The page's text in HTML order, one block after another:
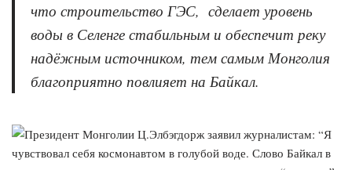
что строительство ГЭС, сделает уровень
воды в Селенге стабильным и обеспечит реку
надёжным источником, тем самым Монголия
благоприятно повлияет на Байкал.